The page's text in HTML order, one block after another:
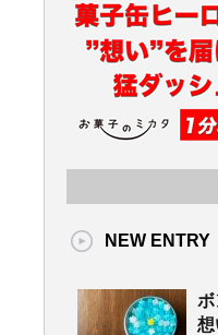
NEW ENTRY
ボ
想